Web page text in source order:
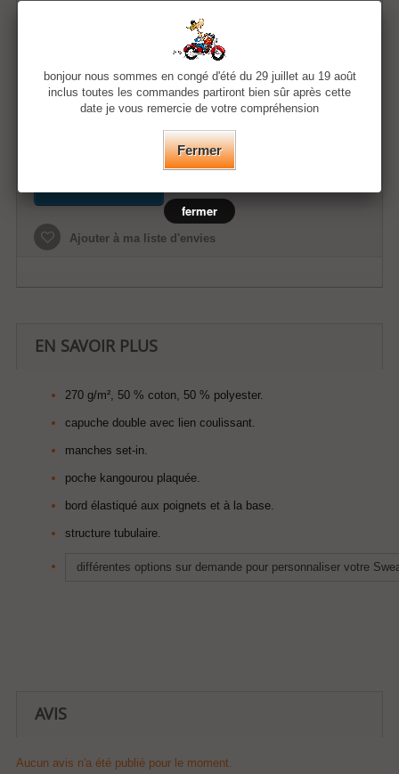
Couleur
Ajouter à ma liste d'envies
EN SAVOIR PLUS
270 g/m², 50 % coton, 50 % polyester.
capuche double avec lien coulissant.
manches set-in.
poche kangourou plaquée.
bord élastiqué aux poignets et à la base.
structure tubulaire.
différentes options sur demande pour personnaliser votre
AVIS
Aucun avis n'a été publié pour le moment.
bonjour nous sommes en congé d'été du 29 juillet au 19 août
inclus toutes les commandes partiront bien sûr après cette
date je vous remercie de votre compréhension
Fermer
fermer